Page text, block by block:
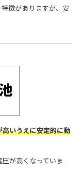
徴がありますが、安
いうえに安定的に動
が高くなっていま